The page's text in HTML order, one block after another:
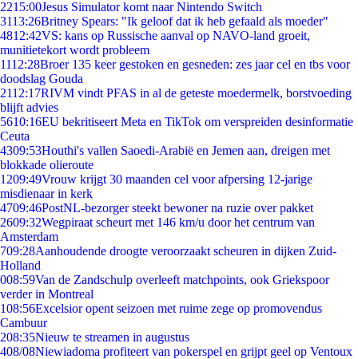
2215:00Jesus Simulator komt naar Nintendo Switch
3113:26Britney Spears: "Ik geloof dat ik heb gefaald als moeder"
4812:42VS: kans op Russische aanval op NAVO-land groeit,
munitietekort wordt probleem
1112:28Broer 135 keer gestoken en gesneden: zes jaar cel en tbs voor
doodslag Gouda
2112:17RIVM vindt PFAS in al de geteste moedermelk, borstvoeding
blijft advies
5610:16EU bekritiseert Meta en TikTok om verspreiden desinformatie
Ceuta
4309:53Houthi's vallen Saoedi-Arabië en Jemen aan, dreigen met
blokkade olieroute
1209:49Vrouw krijgt 30 maanden cel voor afpersing 12-jarige
misdienaar in kerk
4709:46PostNL-bezorger steekt bewoner na ruzie over pakket
2609:32Wegpiraat scheurt met 146 km/u door het centrum van
Amsterdam
709:28Aanhoudende droogte veroorzaakt scheuren in dijken Zuid-
Holland
008:59Van de Zandschulp overleeft matchpoints, ook Griekspoor
verder in Montreal
108:56Excelsior opent seizoen met ruime zege op promovendus
Cambuur
208:35Nieuw te streamen in augustus
408/08Niewiadoma profiteert van pokerspel en grijpt geel op Ventoux